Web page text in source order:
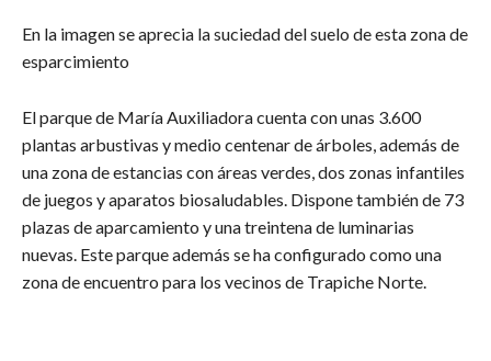
En la imagen se aprecia la suciedad del suelo de esta zona de
esparcimiento
El parque de María Auxiliadora cuenta con unas 3.600
plantas arbustivas y medio centenar de árboles, además de
una zona de estancias con áreas verdes, dos zonas infantiles
de juegos y aparatos biosaludables. Dispone también de 73
plazas de aparcamiento y una treintena de luminarias
nuevas. Este parque además se ha configurado como una
zona de encuentro para los vecinos de Trapiche Norte.